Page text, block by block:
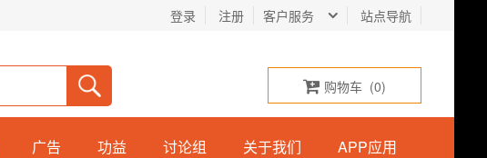
客户服务 站点导航
登录 注册
购物车 (0)
广告 功益 讨论组 关于我们 APP应用